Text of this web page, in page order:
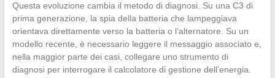
Questa evoluzione cambia il metodo di diagnosi. Su una C3 di
prima generazione, la spia della batteria che lampeggiava
orientava direttamente verso la batteria o l’alternatore. Su un
modello recente, è necessario leggere il messaggio associato e,
nella maggior parte dei casi, collegare uno strumento di
diagnosi per interrogare il calcolatore di gestione dell’energia.